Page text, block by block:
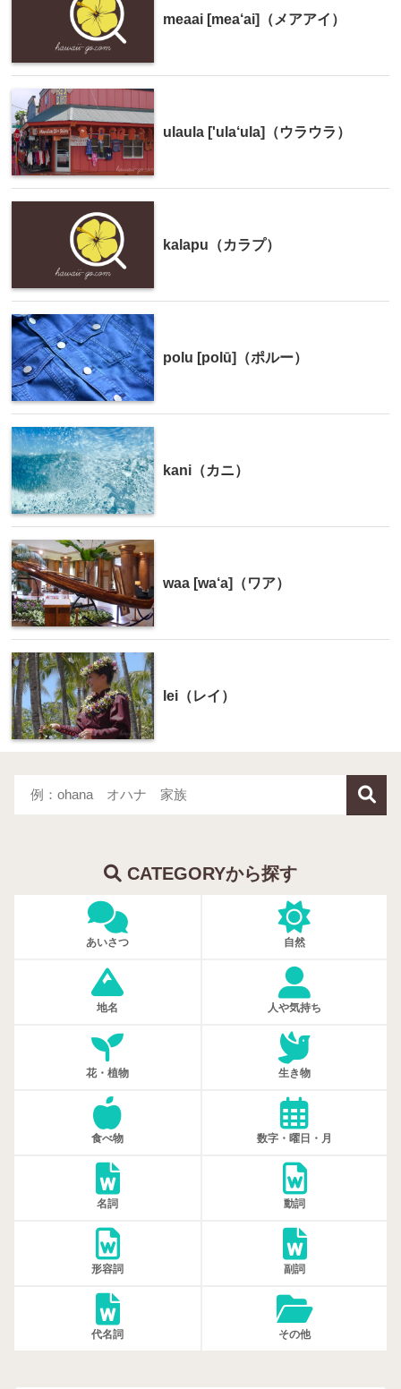
meaai [mea‘ai]（メアアイ）
ulaula ['ula‘ula]（ウラウラ）
kalapu（カラプ）
polu [polū]（ポルー）
kani（カニ）
waa [wa‘a]（ワア）
lei（レイ）
CATEGORYから探す
あいさつ 自然
地名 人や気持ち
花・植物 生き物
食べ物 数字・曜日・月
名詞 動詞
形容詞 副詞
代名詞 その他